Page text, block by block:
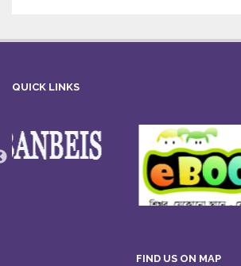
QUICK LINKS